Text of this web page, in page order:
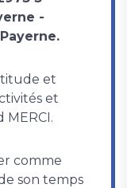
-
et
et
MERCI.
comme
son temps